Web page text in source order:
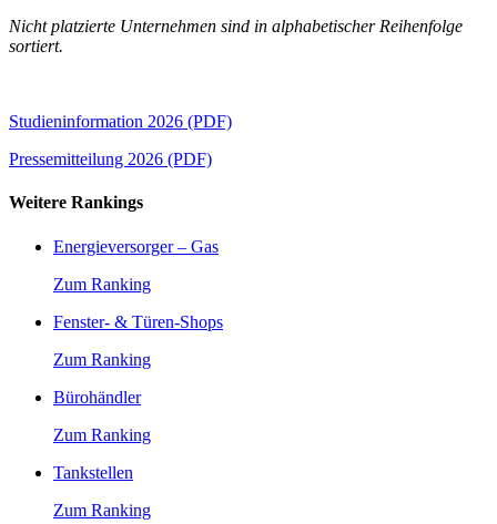
Nicht platzierte Unternehmen sind in alphabetischer Reihenfolge
sortiert.
Studieninformation 2026 (PDF)
Pressemitteilung 2026 (PDF)
Weitere Rankings
Energieversorger – Gas
Zum Ranking
Fenster- & Türen-Shops
Zum Ranking
Bürohändler
Zum Ranking
Tankstellen
Zum Ranking